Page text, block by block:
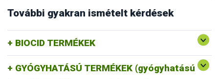
További gyakran ismételt kérdések
BIOCID TERMÉKEK
GYÓGYHATÁSÚ TERMÉKEK (gyógyhatású